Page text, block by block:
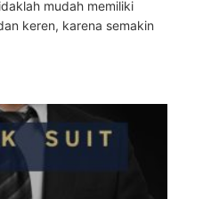
mudah memiliki
keren, karena semakin